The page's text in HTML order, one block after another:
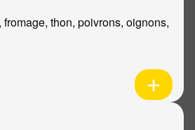
thon, poivrons, oignons,